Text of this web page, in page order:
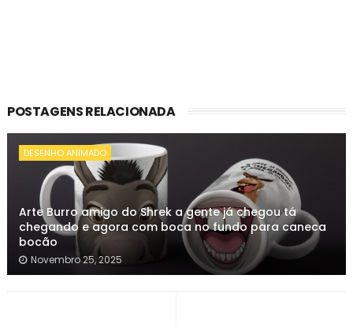
POSTAGENS RELACIONADA
DESENHO ANIMADO
Arte Burro amigo do Shrek a gente já chegou tá
chegando e agora com boca no fundo para caneca
bocão
Novembro 25, 2025